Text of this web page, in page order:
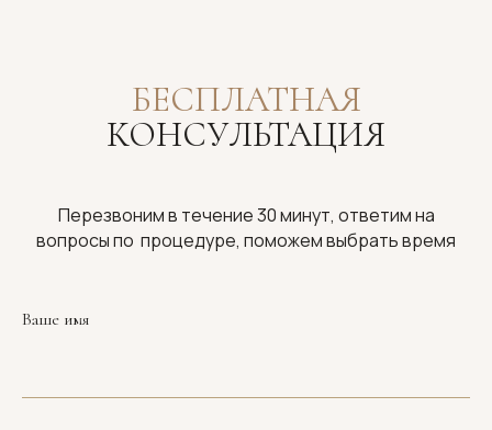
БЕСПЛАТНАЯ
КОНСУЛЬТАЦИЯ
Перезвоним в течение 30 минут, ответим на
вопросы по процедуре, поможем выбрать время
Ваше имя